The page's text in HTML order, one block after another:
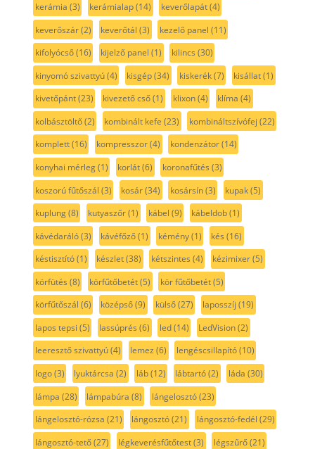
kerámia (3) kerámialap(14) keverőlapát(4)
keverőszár(2) keverőtál (3) kezelő panel (11)
kifolyócső(16) kijelző panel (1) kilincs (30)
kinyomó szivattyú(4) kisgép(34) kiskerék(7) kisállat(1)
kivetőpánt(23) kivezető cső(1) klixon(4) klíma (4)
kolbásztöltő(2) kombinált kefe (23) kombináltszívófej (22)
komplett(16) kompresszor(4) kondenzátor(14)
konyhai mérleg(1) korlát(6) koronafűtés (3)
koszorú fűtőszál (3) kosár(34) kosársín(3) kupak(5)
kuplung(8) kutyaszőr(1) kábel (9) kábeldob(1)
kávédaráló(3) kávéfőző(1) kémény(1) kés (16)
késtisztító(1) készlet(38) kétszintes (4) kézimixer(5)
körfütés (8) körfűtőbetét(5) kör fűtőbetét(5)
körfűtőszál (6) középső(9) külső(27) laposszíj (19)
lapos tepsi (5) lassúprés (6) led(14) LedVision(2)
leeresztő szivattyú(4) lemez (6) lengéscsillapító(10)
logo(3) lyuktárcsa (2) láb(12) lábtartó(2) láda (30)
lámpa (28) lámpabúra (8) lángelosztó(23)
lángelosztó-rózsa (21) lángosztó(21) lángosztó-fedél (29)
lángosztó-tető(27) légkeverésfűtőtest(3) légszűrő(21)